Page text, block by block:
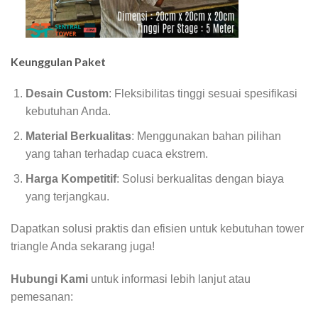
Keunggulan Paket
Desain Custom: Fleksibilitas tinggi sesuai spesifikasi
kebutuhan Anda.
Material Berkualitas: Menggunakan bahan pilihan
yang tahan terhadap cuaca ekstrem.
Harga Kompetitif: Solusi berkualitas dengan biaya
yang terjangkau.
Dapatkan solusi praktis dan efisien untuk kebutuhan tower
triangle Anda sekarang juga!
Hubungi Kami untuk informasi lebih lanjut atau
pemesanan: